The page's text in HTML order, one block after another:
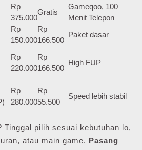
Rp
375.000
Gratis
Gameqoo, 100
Menit Telepon
Rp
150.000
Rp
166.500
Paket dasar
Rp
220.000
Rp
166.500
High FUP
Rp
280.000
Rp
55.500
Speed lebih stabil
Tinggal pilih sesuai kebutuhan lo,
atau main game. Pasang